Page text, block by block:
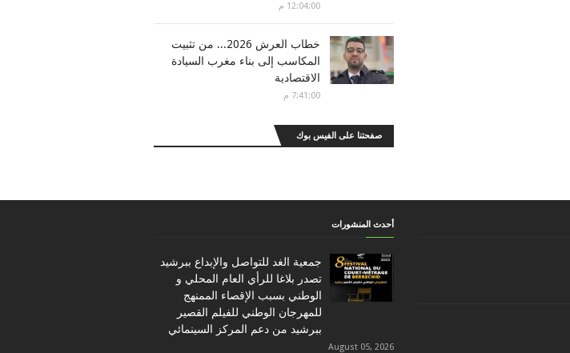
12:04:00 م
خطاب العرش 2026... من تثبيت
المكاسب إلى بناء مغرب السيادة
الاقتصادية
7:41:00 م
صفحتنا على الفيس بوك
أحدث المنشورات
جمعية الغد للتواصل والإبداع ببرشيد
تصدر بلاغا للرأي العام المحلي و
الوطني بسبب الإقصاء الممنهج
للمهرجان الوطني للفيلم القصير
ببرشيد من دعم المركز السينمائي
August 05, 2026